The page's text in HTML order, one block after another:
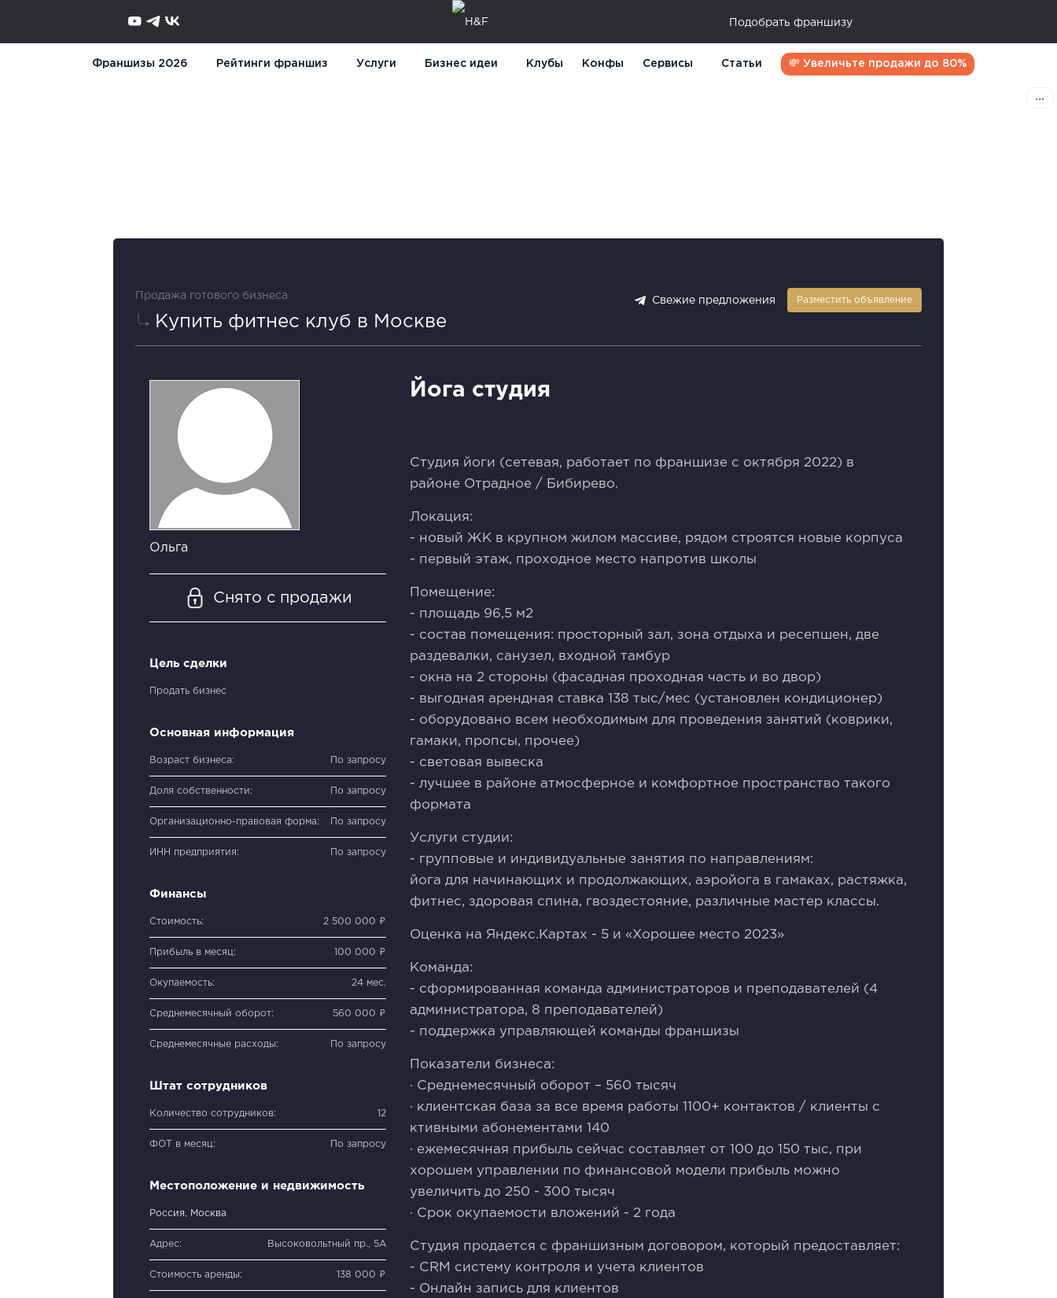
Подобрать франшизу
Франшизы 2026 Рейтинги франшиз Услуги Бизнес идеи Клубы Конфы Сервисы Статьи 💸 Увеличьте продажи до 80%
Продажа готового бизнеса
Купить фитнес клуб в Москве
Свежие предложения Разместить объявление
Ольга
Снято с продажи
Цель сделки
Продать бизнес
Основная информация
Возраст бизнеса: По запросу
Доля собственности: По запросу
Организационно-правовая форма: По запросу
ИНН предприятия: По запросу
Финансы
Стоимость: 2 500 000 ₽
Прибыль в месяц: 100 000 ₽
Окупаемость: 24 мес.
Среднемесячный оборот: 560 000 ₽
Среднемесячные расходы: По запросу
Штат сотрудников
Количество сотрудников: 12
ФОТ в месяц: По запросу
Местоположение и недвижимость
Россия, Москва
Адрес: Высоковольтный пр., 5А
Стоимость аренды: 138 000 ₽
Йога студия
Студия йоги (сетевая, работает по франшизе с октября 2022) в
районе Отрадное / Бибирево.
Локация:
- новый ЖК в крупном жилом массиве, рядом строятся новые корпуса
- первый этаж, проходное место напротив школы
Помещение:
- площадь 96,5 м2
- состав помещения: просторный зал, зона отдыха и ресепшен, две
раздевалки, санузел, входной тамбур
- окна на 2 стороны (фасадная проходная часть и во двор)
- выгодная арендная ставка 138 тыс/мес (установлен кондиционер)
- оборудовано всем необходимым для проведения занятий (коврики,
гамаки, пропсы, прочее)
- световая вывеска
- лучшее в районе атмосферное и комфортное пространство такого
формата
Услуги студии:
- групповые и индивидуальные занятия по направлениям:
йога для начинающих и продолжающих, аэройога в гамаках, растяжка,
фитнес, здоровая спина, гвоздестояние, различные мастер классы.
Оценка на Яндекс.Картах - 5 и «Хорошее место 2023»
Команда:
- сформированная команда администраторов и преподавателей (4
администратора, 8 преподавателей)
- поддержка управляющей команды франшизы
Показатели бизнеса:
· Среднемесячный оборот – 560 тысяч
· клиентская база за все время работы 1100+ контактов / клиенты с
ктивными абонементами 140
· ежемесячная прибыль сейчас составляет от 100 до 150 тыс, при
хорошем управлении по финансовой модели прибыль можно
увеличить до 250 - 300 тысяч
· Срок окупаемости вложений - 2 года
Студия продается с франшизным договором, который предоставляет:
- CRM систему контроля и учета клиентов
- Онлайн запись для клиентов